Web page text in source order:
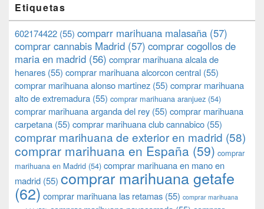
Etiquetas
602174422 (55) comparr marihuana malasaña (57)
comprar cannabis Madrid (57) comprar cogollos de
maria en madrid (56) comprar marihuana alcala de
henares (55) comprar marihuana alcorcon central (55)
comprar marihuana alonso martinez (55) comprar marihuana
alto de extremadura (55) comprar marihuana aranjuez (54)
comprar marihuana arganda del rey (55) comprar marihuana
carpetana (55) comprar marihuana club cannabico (55)
comprar marihuana de exterior en madrid (58)
comprar marihuana en España (59) comprar
marihuana en Madrid (54) comprar marihuana en mano en
madrid (55) comprar marihuana getafe
(62) comprar marihuana las retamas (55) comprar marihuana